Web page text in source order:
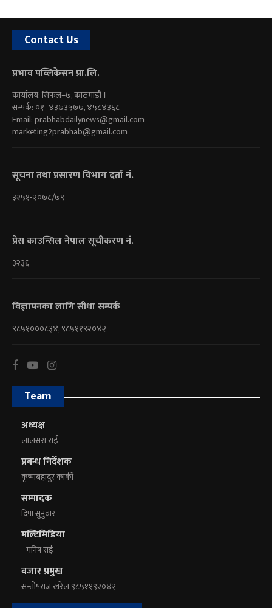
Contact Us
प्रभाव पब्लिकेसन प्रा.लि.
कार्यालय: सिफल–७, काठमाडौं ।
सम्पर्क: ०१–४३७३५७७, ४५८४३६८
Email:prabhabdailynews@gmail.com
marketing2prabhab@gmail.com
सूचना तथा प्रसारण विभाग दर्ता नं.
३२५१-२०७८/७९
प्रेस काउन्सिल नेपाल सूचीकरण नं.
३२३६
विज्ञापनका लागि सीधा सम्पर्क
९८५१०००८३४, ९८५११९२०४२
Team
अध्यक्ष
लालसरा राई
प्रबन्ध निर्देशक
कृष्णबहादुर कार्की
सम्पादक
दिपा सुनुवार
मल्टिमिडिया
- मनिष राई
बजार प्रमुख
सन्तोषराज खरेल ९८५११९२०४२